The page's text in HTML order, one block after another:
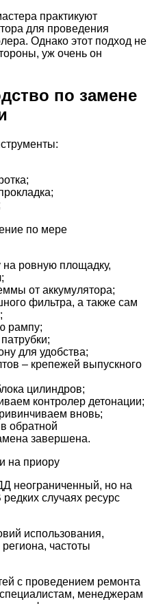
практикуют
для проведения
Однако этот подход не
уж очень он
по замене
по мере
ровную площадку,
от аккумулятора;
фильтра, а также сам
рампу;
для удобства;
– крепежей выпускного
цилиндров;
контролер детонации;
вновь;
обратной
завершена.
на приору
неограниченный, но на
случаях ресурс
использования,
частоты
с проведением ремонта
менеджерам